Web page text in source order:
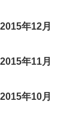
2015年12月
2015年11月
2015年10月